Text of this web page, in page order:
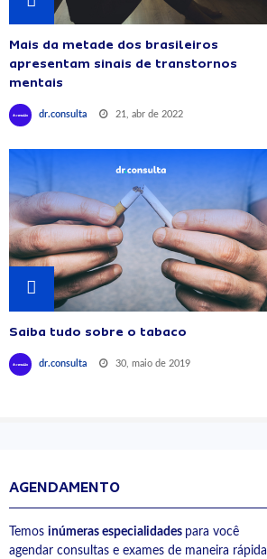
Mais da metade dos brasileiros
apresentam sinais de transtornos
mentais
dr.consulta 21, abr de 2022
Saiba tudo sobre o tabaco
dr.consulta 30, maio de 2019
AGENDAMENTO
Temos inúmeras especialidades para você
agendar consultas e exames de maneira rápida